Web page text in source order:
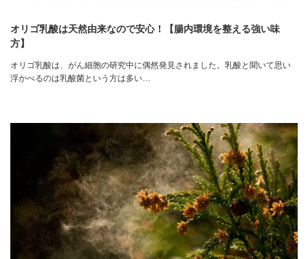
オリゴ乳酸は天然由来なので安心！【腸内環境を整える強い味
方】
オリゴ乳酸は、がん細胞の研究中に偶然発見されました。乳酸と聞いて思い
浮かべるのは乳酸菌という方は多い…